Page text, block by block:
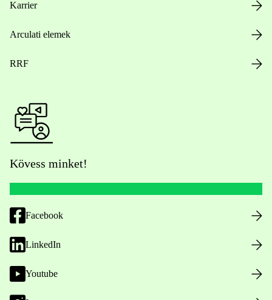
Karrier
Arculati elemek
RRF
Kövess minket!
Facebook
LinkedIn
Youtube